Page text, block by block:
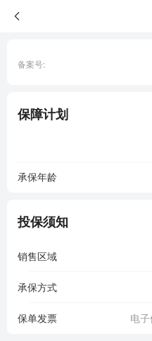
备案号:
保障计划
承保年龄
投保须知
销售区域
承保方式
保单发票 电